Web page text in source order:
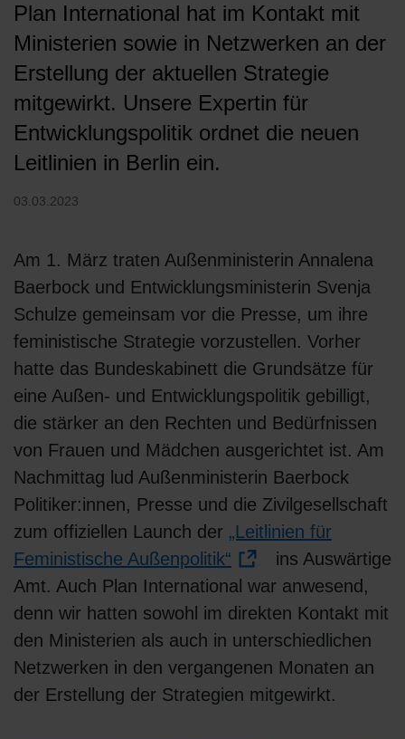
Plan International hat im Kontakt mit
Ministerien sowie in Netzwerken an der
Erstellung der aktuellen Strategie
mitgewirkt. Unsere Expertin für
Entwicklungspolitik ordnet die neuen
Leitlinien in Berlin ein.
03.03.2023
Am 1. März traten Außenministerin Annalena
Baerbock und Entwicklungsministerin Svenja
Schulze gemeinsam vor die Presse, um ihre
feministische Strategie vorzustellen. Vorher
hatte das Bundeskabinett die Grundsätze für
eine Außen- und Entwicklungspolitik gebilligt,
die stärker an den Rechten und Bedürfnissen
von Frauen und Mädchen ausgerichtet ist. Am
Nachmittag lud Außenministerin Baerbock
Politiker:innen, Presse und die Zivilgesellschaft
zum offiziellen Launch der „Leitlinien für
Feministische Außenpolitik“
ins Auswärtige
Amt. Auch Plan International war anwesend,
denn wir hatten sowohl im direkten Kontakt mit
den Ministerien als auch in unterschiedlichen
Netzwerken in den vergangenen Monaten an
der Erstellung der Strategien mitgewirkt.